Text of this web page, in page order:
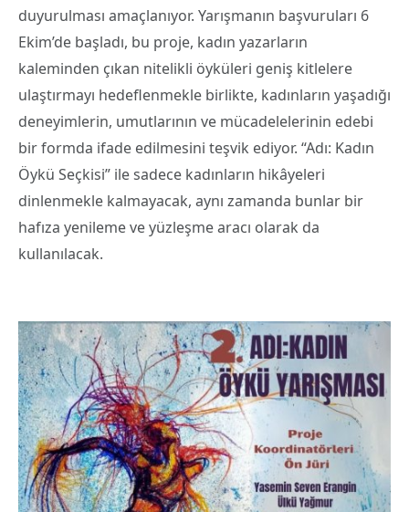
duyurulması amaçlanıyor. Yarışmanın başvuruları 6
Ekim’de başladı, bu proje, kadın yazarların
kaleminden çıkan nitelikli öyküleri geniş kitlelere
ulaştırmayı hedeflenmekle birlikte, kadınların yaşadığı
deneyimlerin, umutlarının ve mücadelelerinin edebi
bir formda ifade edilmesini teşvik ediyor. “Adı: Kadın
Öykü Seçkisi” ile sadece kadınların hikâyeleri
dinlenmekle kalmayacak, aynı zamanda bunlar bir
hafıza yenileme ve yüzleşme aracı olarak da
kullanılacak.